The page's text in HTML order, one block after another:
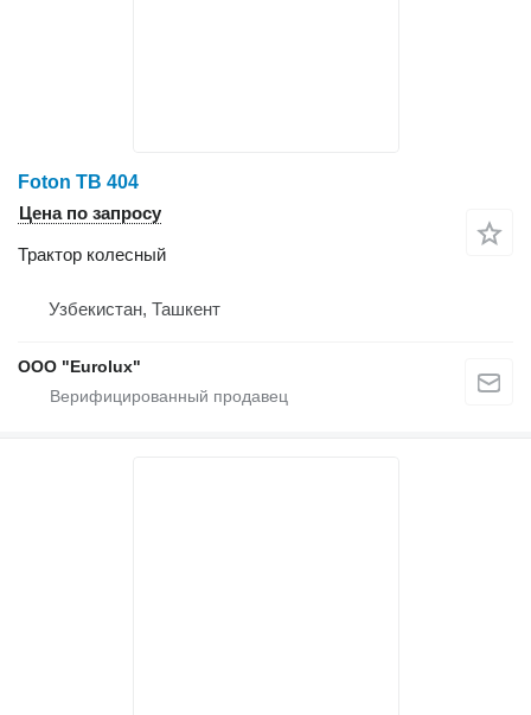
Foton TB 404
Цена по запросу
Трактор колесный
Узбекистан, Ташкент
ООО "Eurolux"